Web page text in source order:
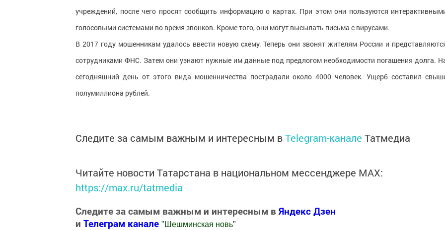
учреждений, после чего просят сообщить информацию о картах. При этом они пользуются
голосовыми системами во время звонков. Кроме того, они могут высылать письма с вирусами.
В 2017 году мошенникам удалось ввести новую схему. Теперь они звонят жителям России и
сотрудниками ФНС. Затем они узнают нужные им данные под предлогом необходимости погашения долга.
сегодняшний день от этого вида мошенничества пострадали около 4000 человек. Ущерб составил
полумиллиона рублей.
Следите за самым важным и интересным вTelegram-канале Татмедиа
Читайте новости Татарстана в национальном мессенджере MАХ:
https://max.ru/tatmedia
Следите за самым важным и интересным в Яндекс Дзен
и Телеграм канале " Шешминская новь"